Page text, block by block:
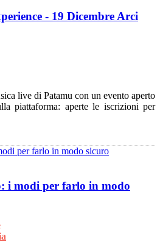
- 19 Dicembre Arci
live di Patamu con un evento aperto
piattaforma: aperte le iscrizioni per
i modi per farlo in modo